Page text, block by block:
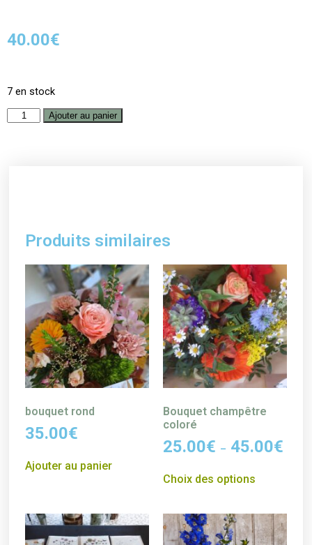
40.00€
7 en stock
Ajouter au panier
Produits similaires
bouquet rond
35.00€
Ajouter au panier
Bouquet champêtre
coloré
25.00€ – 45.00€
Choix des options